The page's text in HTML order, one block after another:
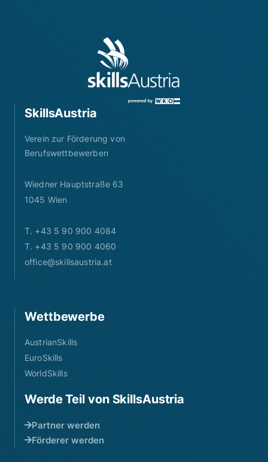
SkillsAustria
Verein zur Förderung von
Berufswettbewerben
Wiedner Hauptstraße 63
1045 Wien
T. +43 5 90 900 4084
T. +43 5 90 900 4060
office@skillsaustria.at
Wettbewerbe
AustrianSkills
EuroSkills
WorldSkills
Werde Teil von SkillsAustria
Partner werden
Förderer werden